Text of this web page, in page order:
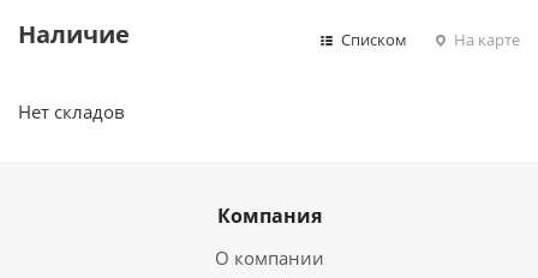
Наличие Списком На карте
Нет складов
Компания
О компании